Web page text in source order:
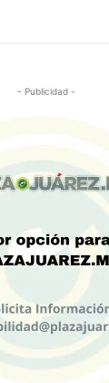
- Publicidad -